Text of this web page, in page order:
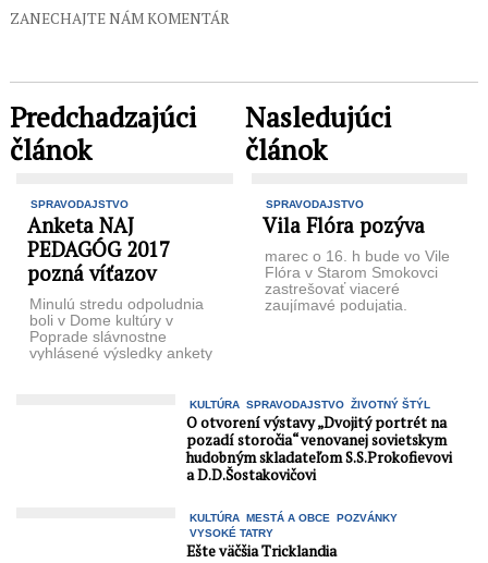
ZANECHAJTE NÁM KOMENTÁR
Predchadzajúci
článok
SPRAVODAJSTVO
Anketa NAJ
PEDAGÓG 2017
pozná víťazov
Minulú stredu odpoludnia
boli v Dome kultúry v
Poprade slávnostne
vyhlásené výsledky ankety
Nasledujúci
článok
SPRAVODAJSTVO
Vila Flóra pozýva
marec o 16. h bude vo Vile
Flóra v Starom Smokovci
zastrešovať viaceré
zaujímavé podujatia.
KULTÚRA SPRAVODAJSTVO ŽIVOTNÝ ŠTÝL
O otvorení výstavy „Dvojitý portrét na
pozadí storočia“ venovanej sovietskym
hudobným skladateľom S.S.Prokofievovi
a D.D.Šostakovičovi
KULTÚRA MESTÁ A OBCE
POZVÁNKY
VYSOKÉ TATRY
Ešte väčšia Tricklandia